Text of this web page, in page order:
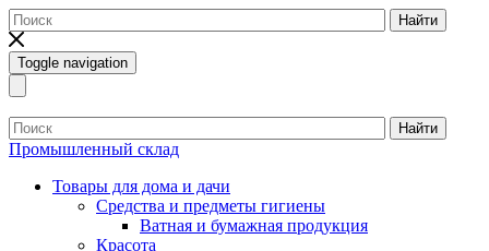
Найти
Toggle navigation
Найти
Промышленный склад
Товары для дома и дачи
Средства и предметы гигиены
Ватная и бумажная продукция
Красота